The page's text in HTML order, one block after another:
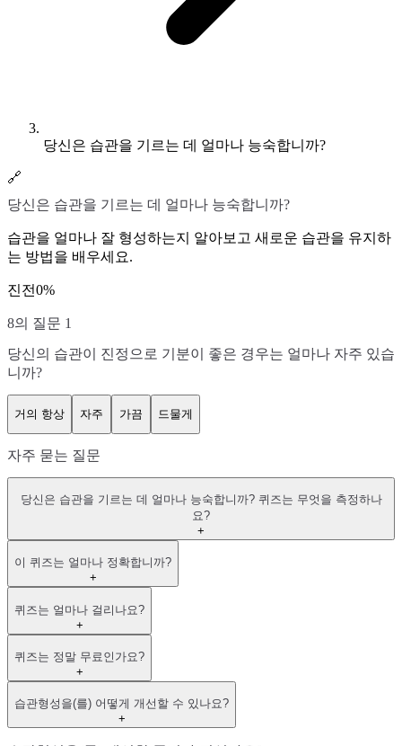
당신은 습관을 기르는 데 얼마나 능숙합니까?
🔗
당신은 습관을 기르는 데 얼마나 능숙합니까?
습관을 얼마나 잘 형성하는지 알아보고 새로운 습관을 유지하
는 방법을 배우세요.
진전0%
8의 질문 1
당신의 습관이 진정으로 기분이 좋은 경우는 얼마나 자주 있습
니까?
거의 항상 자주 가끔 드물게
자주 묻는 질문
당신은 습관을 기르는 데 얼마나 능숙합니까? 퀴즈는 무엇을 측정하나
요?
+
이 퀴즈는 얼마나 정확합니까?
+
퀴즈는 얼마나 걸리나요?
+
퀴즈는 정말 무료인가요?
+
습관형성을(를) 어떻게 개선할 수 있나요?
+